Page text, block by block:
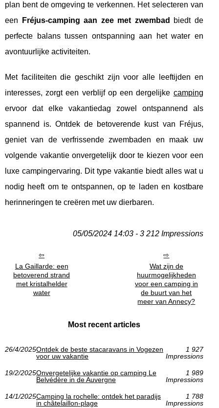
plan bent de omgeving te verkennen. Het selecteren van
een
Fréjus-camping aan zee met zwembad
biedt de
perfecte balans tussen ontspanning aan het water en
avontuurlijke activiteiten.
Met faciliteiten die geschikt zijn voor alle leeftijden en
interesses, zorgt een verblijf op een dergelijke camping
ervoor dat elke vakantiedag zowel ontspannend als
spannend is. Ontdek de betoverende kust van Fréjus,
geniet van de verfrissende zwembaden en maak uw
volgende vakantie onvergetelijk door te kiezen voor een
luxe campingervaring. Dit type vakantie biedt alles wat u
nodig heeft om te ontspannen, op te laden en kostbare
herinneringen te creëren met uw dierbaren.
05/05/2024 14:03 - 3 212 Impressions
La Gaillarde: een
betoverend strand
met kristalhelder
water
Wat zijn de
huurmogelijkheden
voor een camping in
de buurt van het
meer van Annecy?
Most recent articles
26/4/2025Ontdek de beste stacaravans in Vogezen
voor uw vakantie
1 927
Impressions
19/2/2025Onvergetelijke vakantie op camping Le
Belvédère in de Auvergne
1 989
Impressions
14/1/2025Camping la rochelle: ontdek het paradijs
in châtelaillon-plage
1 788
Impressions